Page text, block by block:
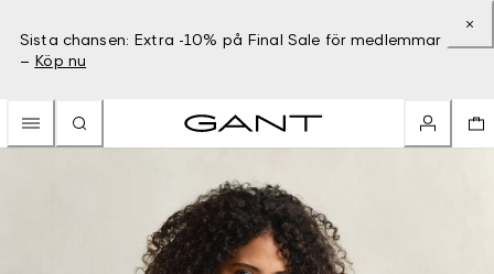
Sista chansen: Extra -10% på Final Sale för medlemmar
– Köp nu